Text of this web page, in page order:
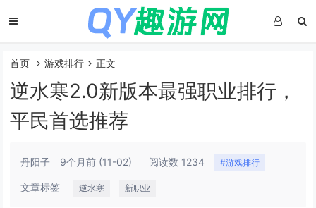
首页 游戏排行 正文
逆水寒2.0新版本最强职业排行，
平民首选推荐
丹阳子 9个月前 (11-02) 阅读数 1234 #游戏排行
文章标签 逆水寒 新职业